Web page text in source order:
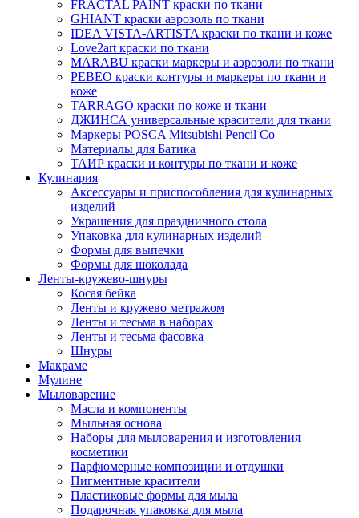
FRACTAL PAINT краски по ткани
GHIANT краски аэрозоль по ткани
IDEA VISTA-ARTISTA краски по ткани и коже
Love2art краски по ткани
MARABU краски маркеры и аэрозоли по ткани
PEBEO краски контуры и маркеры по ткани и
коже
TARRAGO краски по коже и ткани
ДЖИНСА универсальные красители для ткани
Маркеры POSCA Mitsubishi Pencil Co
Материалы для Батика
ТАИР краски и контуры по ткани и коже
Кулинария
Аксессуары и приспособления для кулинарных
изделий
Украшения для праздничного стола
Упаковка для кулинарных изделий
Формы для выпечки
Формы для шоколада
Ленты-кружево-шнуры
Косая бейка
Ленты и кружево метражом
Ленты и тесьма в наборах
Ленты и тесьма фасовка
Шнуры
Макраме
Мулине
Мыловарение
Масла и компоненты
Мыльная основа
Наборы для мыловарения и изготовления
косметики
Парфюмерные композиции и отдушки
Пигментные красители
Пластиковые формы для мыла
Подарочная упаковка для мыла